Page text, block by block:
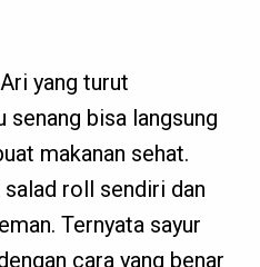
yang turut
bisa langsung
makanan sehat.
roll sendiri dan
Ternyata sayur
cara yang benar